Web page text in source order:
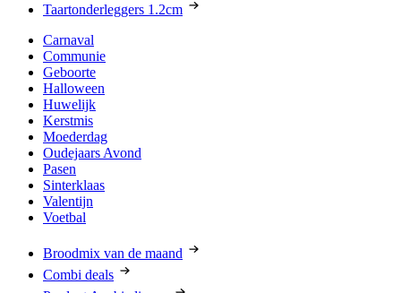
Taartonderleggers 1.2cm
Carnaval
Communie
Geboorte
Halloween
Huwelijk
Kerstmis
Moederdag
Oudejaars Avond
Pasen
Sinterklaas
Valentijn
Voetbal
Broodmix van de maand
Combi deals